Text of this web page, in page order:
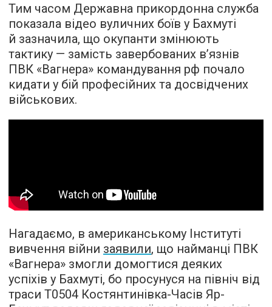
Тим часом Державна прикордонна служба
показала відео вуличних боїв у Бахмуті
й зазначила, що окупанти змінюють
тактику — замість завербованих в’язнів
ПВК «Вагнера» командування рф почало
кидати у бій професійних та досвідчених
військових.
Нагадаємо, в американському Інституті
вивчення війни заявили, що найманці ПВК
«Вагнера» змогли домогтися деяких
успіхів у Бахмуті, бо просунуся на північ від
траси Т0504 Костянтинівка-Часів Яр-